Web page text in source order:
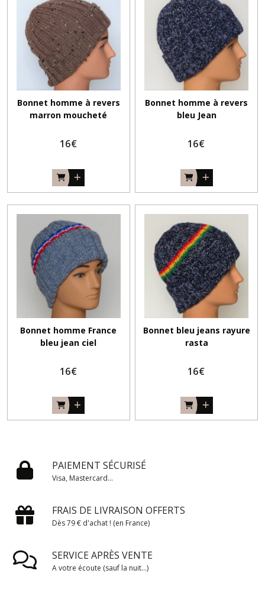
Bonnet homme à revers
marron moucheté
16€
Bonnet homme à revers
bleu Jean
16€
Bonnet homme France
bleu jean ciel
16€
Bonnet bleu jeans rayure
rasta
16€
PAIEMENT SÉCURISÉ
Visa, Mastercard...
FRAIS DE LIVRAISON OFFERTS
Dès 79 € d'achat ! (en France)
SERVICE APRÈS VENTE
A votre écoute (sauf la nuit...)